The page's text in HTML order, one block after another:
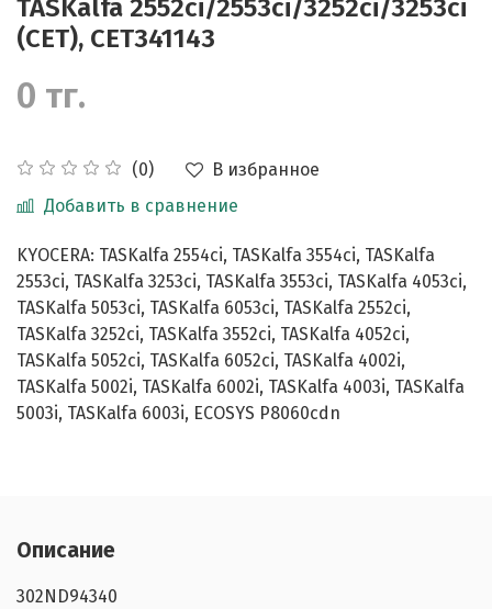
TASKalfa 2552ci/2553ci/3252ci/3253ci
(CET), CET341143
(0)
В избранное
Добавить в сравнение
0 тг.
KYOCERA: TASKalfa 2554ci, TASKalfa 3554ci, TASKalfa
2553ci, TASKalfa 3253ci, TASKalfa 3553ci, TASKalfa 4053ci,
TASKalfa 5053ci, TASKalfa 6053ci, TASKalfa 2552ci,
TASKalfa 3252ci, TASKalfa 3552ci, TASKalfa 4052ci,
TASKalfa 5052ci, TASKalfa 6052ci, TASKalfa 4002i,
TASKalfa 5002i, TASKalfa 6002i, TASKalfa 4003i, TASKalfa
5003i, TASKalfa 6003i, ECOSYS P8060cdn
Описание
302ND94340